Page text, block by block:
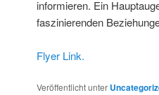
informieren. Ein
faszinierenden
Flyer Link.
Veröffentlicht unter